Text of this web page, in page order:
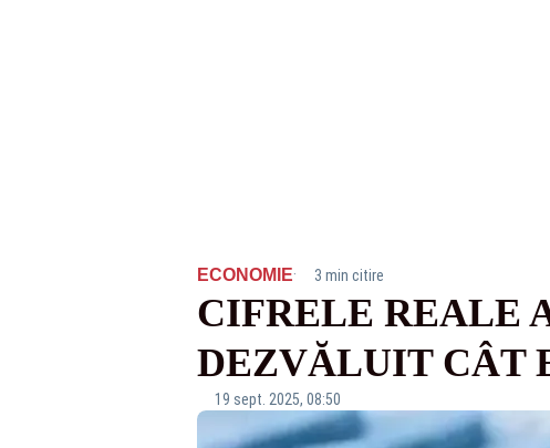
ECONOMIE· 3 min citire
CIFRELE REALE
DEZVĂLUIT CÂT
19 sept. 2025, 08:50